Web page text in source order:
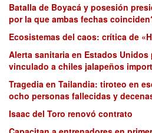
Batalla de Boyacá y posesión
por la que ambas fechas
Ecosistemas del caos: crítica de
Alerta sanitaria en Estados
vinculado a chiles jalapeños
Tragedia en Tailandia: tiroteo en
ocho personas fallecidas y
Isaac del Toro renovó contrato